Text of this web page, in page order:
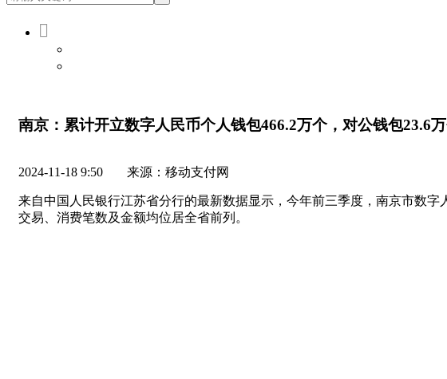

南京：累计开立数字人民币个人钱包466.2万个，对公钱包23.6
2024-11-18 9:50 来源：移动支付网
来自中国人民银行江苏省分行的最新数据显示，今年前三季度，南京市数字
交易、消费笔数及金额均位居全省前列。